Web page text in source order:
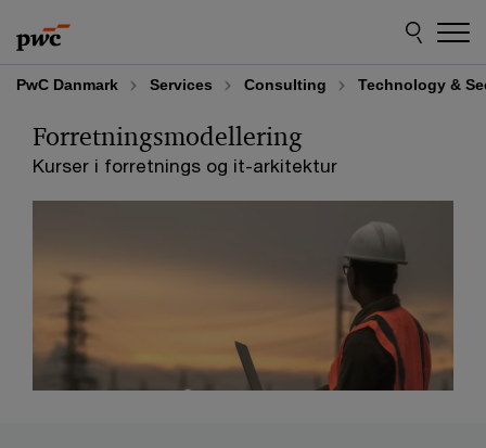
to
content
to
footer
PwC Danmark Services Consulting Technology &
Kurser i forretnings og it-arkitektur
Forretningsmodellering